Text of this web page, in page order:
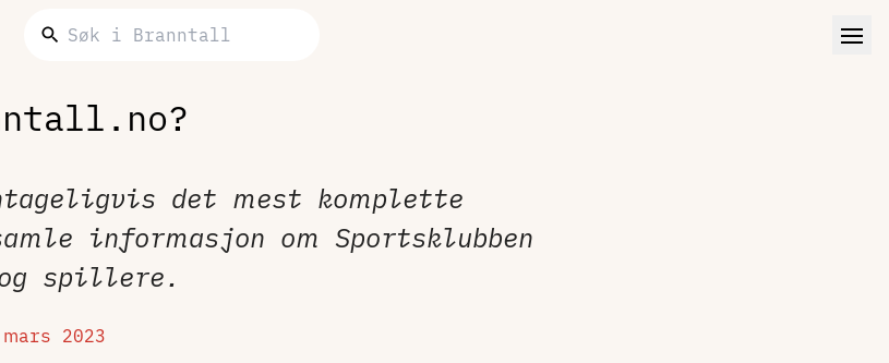
det mest komplette
informasjon om Sportsklubben
og spillere.
2023